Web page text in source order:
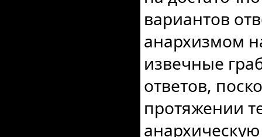
вариантов
анархизмом
извечные
ответов,
протяжении